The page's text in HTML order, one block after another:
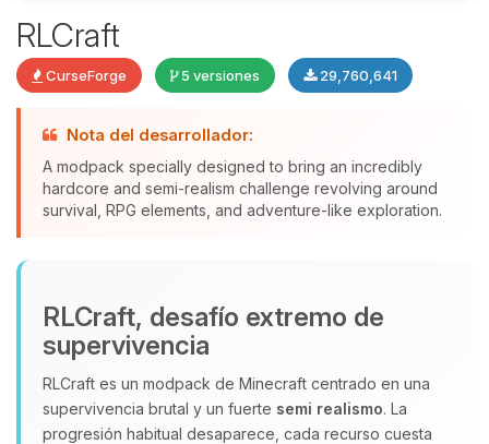
RLCraft
CurseForge 5 versiones 29,760,641
Nota del desarrollador:
A modpack specially designed to bring an incredibly
hardcore and semi-realism challenge revolving around
survival, RPG elements, and adventure-like exploration.
RLCraft, desafío extremo de
supervivencia
RLCraft es un modpack de Minecraft centrado en una
supervivencia brutal y un fuerte semi realismo. La
progresión habitual desaparece, cada recurso cuesta
Yupi, por fin alguien con quien
hablar! Soy Choupy, tu pequeno
08/08/2026 14:14